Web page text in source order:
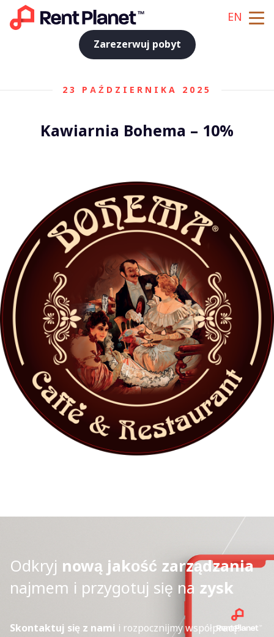
EN
Zarezerwuj pobyt
23 PAŹDZIERNIKA 2025
Kawiarnia Bohema – 10%
Odkryj nową jakość zarządzania
najmem i przygotuj się na zysk
Skontaktuj się z nami i rozpocznijmy współpracę!